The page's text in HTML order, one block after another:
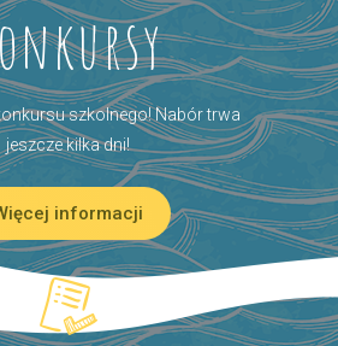
szkolnego! Nabór trwa
jeszcze kilka dni!
informacji